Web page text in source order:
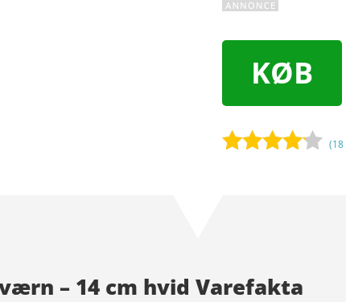
KØB
ømmels
(18
– 14 cm hvid Varefakta